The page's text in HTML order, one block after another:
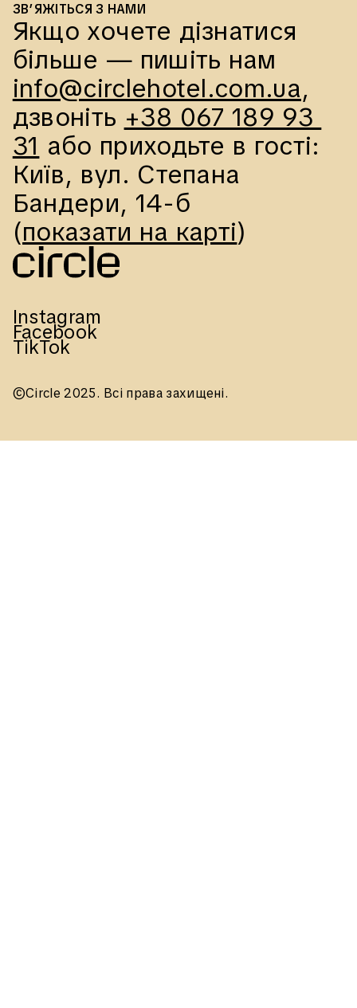
ЗВ’ЯЖІТЬСЯ З НАМИ
Якщо хочете дізнатися
більше — пишіть нам
info@circlehotel.com.ua,
дзвоніть +38 067 189 93
31 або приходьте в гості:
Київ, вул. Степана
Бандери, 14-б
(показати на карті)
Instagram
Facebook
TikTok
©Circle 2025. Всі права захищені.